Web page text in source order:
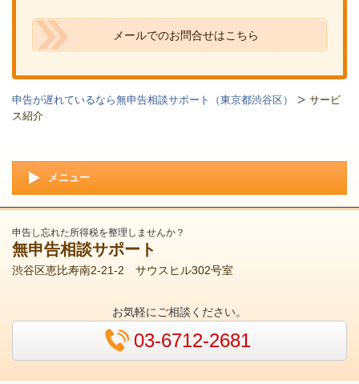
メールでのお問合せはこちら
申告が遅れているなら無申告相談サポート（東京都渋谷区）
サービ
ス紹介
メニュー
申告し忘れた所得税を整理しませんか？
無申告相談サポート
渋谷区恵比寿南2-21-2 サウスヒル302号室
お気軽にご相談ください。
03-6712-2681